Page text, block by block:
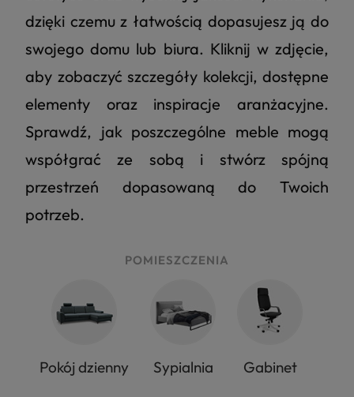
dzięki czemu z łatwością dopasujesz ją do
swojego domu lub biura. Kliknij w zdjęcie,
aby zobaczyć szczegóły kolekcji, dostępne
elementy oraz inspiracje aranżacyjne.
Sprawdź, jak poszczególne meble mogą
współgrać ze sobą i stwórz spójną
przestrzeń dopasowaną do Twoich
potrzeb.
POMIESZCZENIA
Pokój dzienny Sypialnia Gabinet